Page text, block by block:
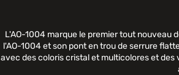
L'AO-1004 marque le premier tout nouveau
l'AO-1004 et son pont en trou de serrure
avec des coloris cristal et multicolores et des